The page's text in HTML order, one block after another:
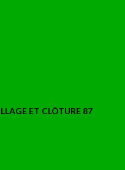
ET CLÔTURE 87